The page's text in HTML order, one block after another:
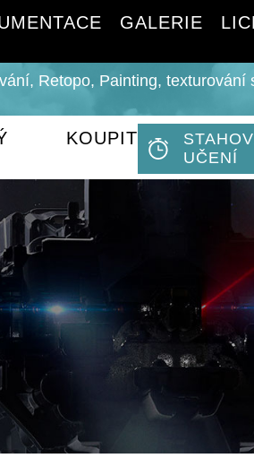
GALERIE
Retopo, Painting,
KOUPIT
UČENÍ